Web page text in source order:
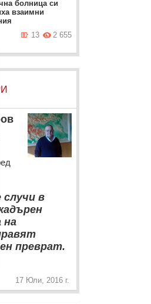
болница си
взаимни
2 655
13
случи в
на
преврат.
17 Юли, 2016 г.